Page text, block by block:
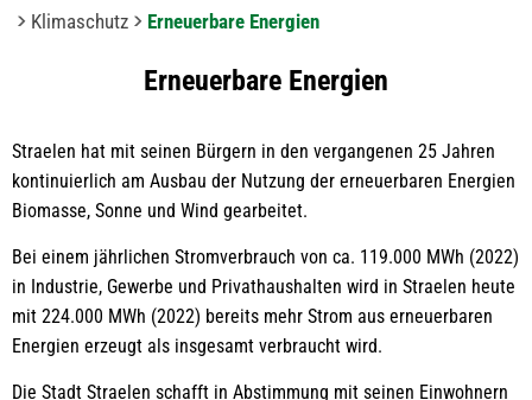
Klimaschutz
Erneuerbare Energien
Erneuerbare Energien
Straelen hat mit seinen Bürgern in den vergangenen 25 Jahren
kontinuierlich am Ausbau der Nutzung der erneuerbaren Energien
Biomasse, Sonne und Wind gearbeitet.
Bei einem jährlichen Stromverbrauch von ca. 119.000 MWh (2022)
in Industrie, Gewerbe und Privathaushalten wird in Straelen heute
mit 224.000 MWh (2022) bereits mehr Strom aus erneuerbaren
Energien erzeugt als insgesamt verbraucht wird.
Die Stadt Straelen schafft in Abstimmung mit seinen Einwohnern